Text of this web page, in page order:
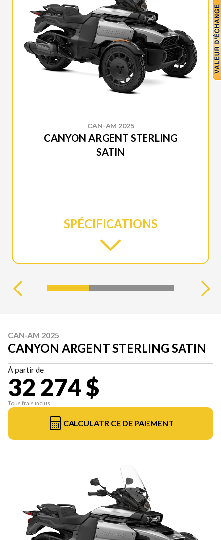
CAN-AM 2025
CANYON ARGENT STERLING
SATIN
SPÉCIFICATIONS
CAN-AM 2025
CANYON ARGENT STERLING SATIN
À partir de
32 274 $
Tous frais inclus
CALCULATRICE DE PAIEMENT